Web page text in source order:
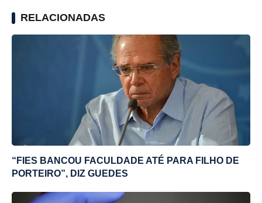
RELACIONADAS
“FIES BANCOU FACULDADE ATÉ PARA FILHO DE
PORTEIRO”, DIZ GUEDES